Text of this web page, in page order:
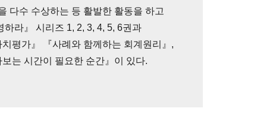
다수 수상하는 등 활발한 활동을 하고
하라』 시리즈 1, 2, 3, 4, 5, 6권과
치평가』 『사례와 함께하는 회계원리』,
는 시간이 필요한 순간』이 있다.